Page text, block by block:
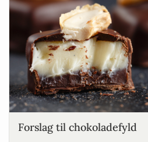
Forslag til chokoladefyld